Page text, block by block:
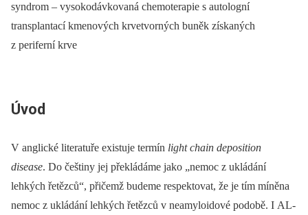
syndrom –⁠ vysokodávkovaná chemoterapie s autologní
transplantací kmenových krvetvorných buněk získaných
z periferní krve
Úvod
V anglické literatuře existuje termín light chain deposition
disease. Do češtiny jej překládáme jako „nemoc z ukládání
lehkých řetězců“, přičemž budeme respektovat, že je tím míněna
nemoc z ukládání lehkých řetězců v neamyloidové podobě. I AL-